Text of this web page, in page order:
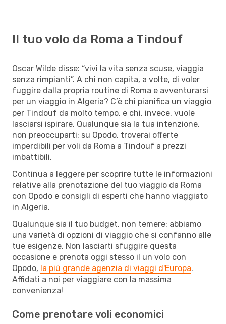
Il tuo volo da Roma a Tindouf
Oscar Wilde disse: “vivi la vita senza scuse, viaggia
senza rimpianti”. A chi non capita, a volte, di voler
fuggire dalla propria routine di Roma e avventurarsi
per un viaggio in Algeria? C’è chi pianifica un viaggio
per Tindouf da molto tempo, e chi, invece, vuole
lasciarsi ispirare. Qualunque sia la tua intenzione,
non preoccuparti: su Opodo, troverai offerte
imperdibili per voli da Roma a Tindouf a prezzi
imbattibili.
Continua a leggere per scoprire tutte le informazioni
relative alla prenotazione del tuo viaggio da Roma
con Opodo e consigli di esperti che hanno viaggiato
in Algeria.
Qualunque sia il tuo budget, non temere: abbiamo
una varietà di opzioni di viaggio che si confanno alle
tue esigenze. Non lasciarti sfuggire questa
occasione e prenota oggi stesso il un volo con
Opodo, la più grande agenzia di viaggi d'Europa.
Affidati a noi per viaggiare con la massima
convenienza!
Come prenotare voli economici